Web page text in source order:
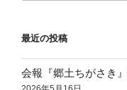
ー
最近の投稿
会報『郷土ちがさき